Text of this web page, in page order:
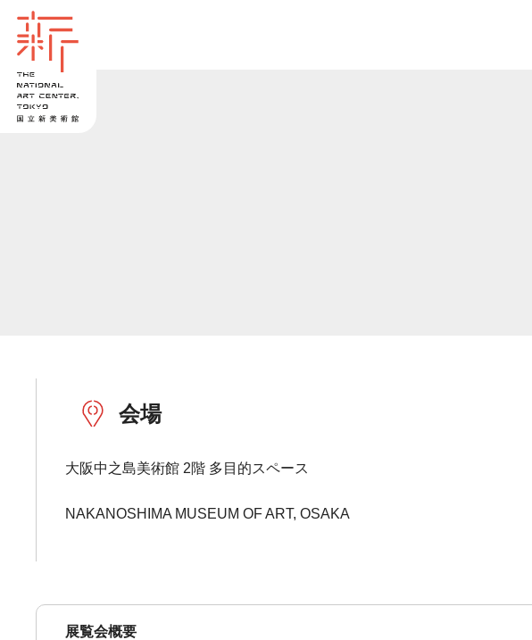
会場
大阪中之島美術館 2階 多目的スペース
NAKANOSHIMA MUSEUM OF ART, OSAKA
展覧会概要